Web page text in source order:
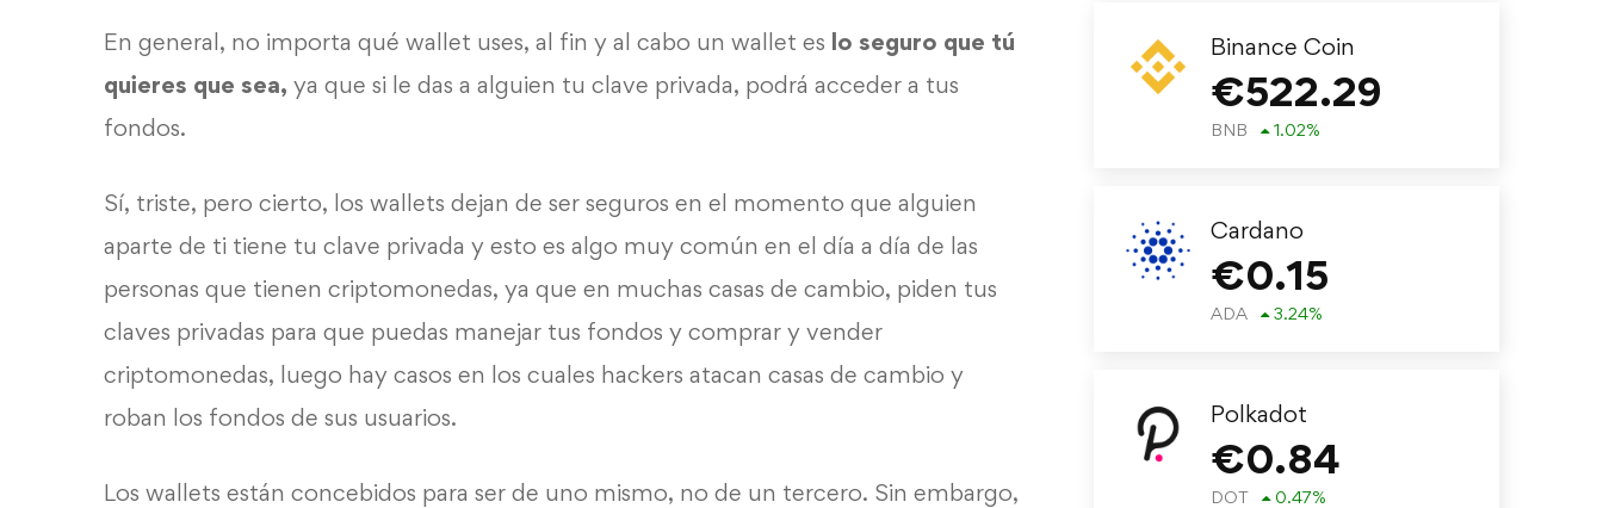
En general, no importa qué wallet uses, al fin y al cabo un wallet es lo seguro que tú
quieres que sea, ya que si le das a alguien tu clave privada, podrá acceder a tus
fondos.
Sí, triste, pero cierto, los wallets dejan de ser seguros en el momento que alguien
aparte de ti tiene tu clave privada y esto es algo muy común en el día a día de las
personas que tienen criptomonedas, ya que en muchas casas de cambio, piden tus
claves privadas para que puedas manejar tus fondos y comprar y vender
criptomonedas, luego hay casos en los cuales hackers atacan casas de cambio y
roban los fondos de sus usuarios.
Los wallets están concebidos para ser de uno mismo, no de un tercero. Sin embargo,
Binance Coin
€522.29
BNB 1.02%
Cardano
€0.15
ADA 3.24%
Polkadot
€0.84
DOT 0.47%